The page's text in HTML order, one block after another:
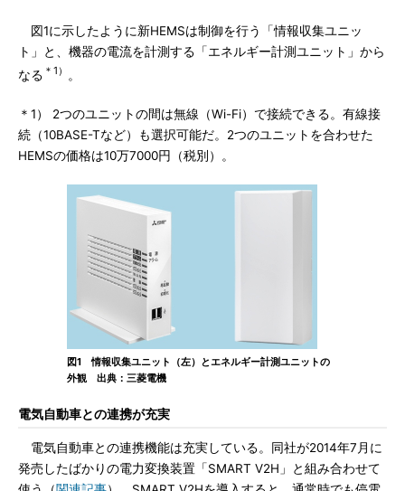
図1に示したように新HEMSは制御を行う「情報収集ユニッ
ト」と、機器の電流を計測する「エネルギー計測ユニット」から
なる ＊1） 。
＊1） 2つのユニットの間は無線（Wi-Fi）で接続できる。有線接
続（10BASE-Tなど）も選択可能だ。2つのユニットを合わせた
HEMSの価格は10万7000円（税別）。
図1 情報収集ユニット（左）とエネルギー計測ユニットの
外観 出典：三菱電機
電気自動車との連携が充実
電気自動車との連携機能は充実している。同社が2014年7月に
発売したばかりの電力変換装置「SMART V2H」と組み合わせて